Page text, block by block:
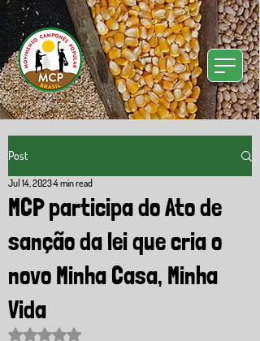
Post
MCP participa do Ato de
sanção da lei que cria o
novo Minha Casa, Minha
Vida
Jul 14, 20234 min read
Rated NaN out of 5 stars.